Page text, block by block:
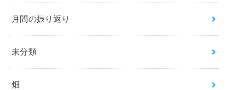
月間の振り返り
未分類
畑